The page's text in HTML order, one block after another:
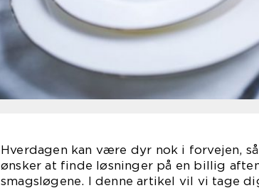
Hverdagen kan være dyr nok i forvejen,
ønsker at finde løsninger på en billig
smagsløgene. I denne artikel vil vi tage